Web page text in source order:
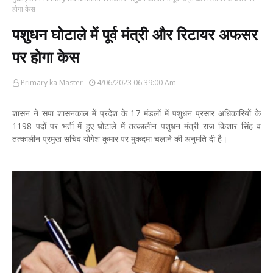
होगा केस
पशुधन घोटाले में पूर्व मंत्री और रिटायर अफसर
पर होगा केस
Primary ka Master 4/06/2023 06:39:00 Am
शासन ने सपा शासनकाल में प्रदेश के 17 मंडलों में पशुधन प्रसार अधिकारियों के
1198 पदों पर भर्ती में हुए घोटाले में तत्कालीन पशुधन मंत्री राज किशार सिंह व
तत्कालीन प्रमुख सचिव योगेश कुमार पर मुकदमा चलाने की अनुमति दी है।